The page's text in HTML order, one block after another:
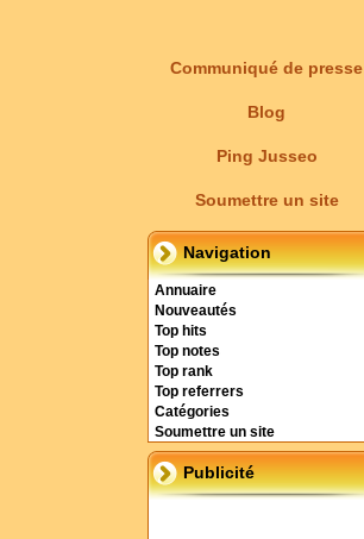
Communiqué de presse
Blog
Ping Jusseo
Soumettre un site
Navigation
Annuaire
Nouveautés
Top hits
Top notes
Top rank
Top referrers
Catégories
Soumettre un site
Publicité